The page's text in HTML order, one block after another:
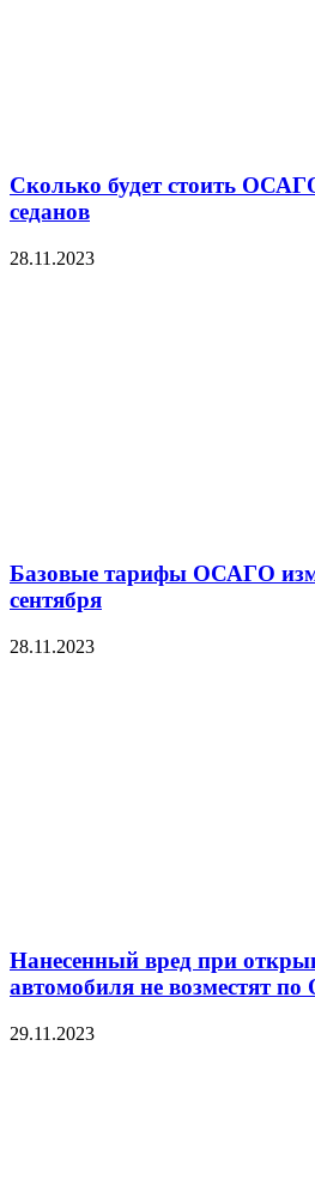
Сколько будет стоить
седанов
28.11.2023
Базовые тарифы ОСАГО
сентября
28.11.2023
Нанесенный вред при
автомобиля не возместят
29.11.2023